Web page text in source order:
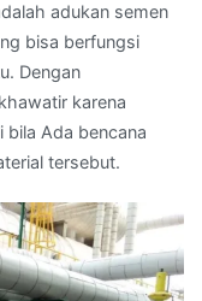
adukan semen
bisa berfungsi
Dengan
karena
Ada bencana
tersebut.